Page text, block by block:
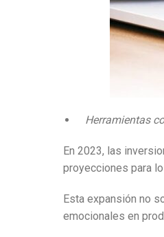
Herramientas
En 2023, las
proyecciones para
Esta expansión no
emocionales en